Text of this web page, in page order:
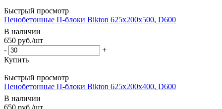
Быстрый просмотр
Пенобетонные П-блоки Bikton 625х200х500, D600
В наличии
650 руб./шт
-
+
Купить
Быстрый просмотр
Пенобетонные П-блоки Bikton 625х200х400, D600
В наличии
650 руб./шт